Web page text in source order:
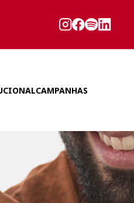
CAMPANHAS